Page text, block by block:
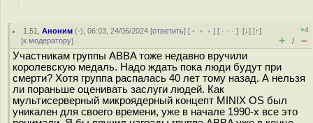
1.51 ,Аноним (-), 06:03, 24/06/2024 [ответить] [ ﹢﹢﹢] [ · · ·][↓] [↑]
[к модератору]
+4
+ / –
Участникам группы ABBA тоже недавно вручили
королевскую медаль. Надо ждать пока люди будут при
смерти? Хотя группа распалась 40 лет тому назад. А нельзя
ли пораньше оценивать заслуги людей. Как
мультисерверный микроядерный концепт MINIX OS был
уникален для своего времени, уже в начале 1990-х все это